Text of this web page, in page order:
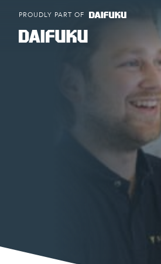
content
PROUDLY PART OF